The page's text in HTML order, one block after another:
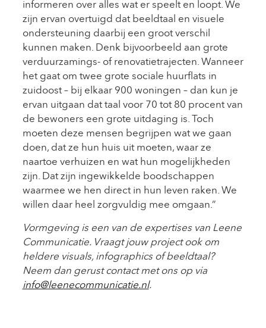
informeren over alles wat er speelt en loopt. We
zijn ervan overtuigd dat beeldtaal en visuele
ondersteuning daarbij een groot verschil
kunnen maken. Denk bijvoorbeeld aan grote
verduurzamings- of renovatietrajecten. Wanneer
het gaat om twee grote sociale huurflats in
zuidoost – bij elkaar 900 woningen – dan kun je
ervan uitgaan dat taal voor 70 tot 80 procent van
de bewoners een grote uitdaging is. Toch
moeten deze mensen begrijpen wat we gaan
doen, dat ze hun huis uit moeten, waar ze
naartoe verhuizen en wat hun mogelijkheden
zijn. Dat zijn ingewikkelde boodschappen
waarmee we hen direct in hun leven raken. We
willen daar heel zorgvuldig mee omgaan.”
Vormgeving is een van de expertises van Leene
Communicatie. Vraagt jouw project ook om
heldere visuals, infographics of beeldtaal?
Neem dan gerust contact met ons op via
info@leenecommunicatie.nl.